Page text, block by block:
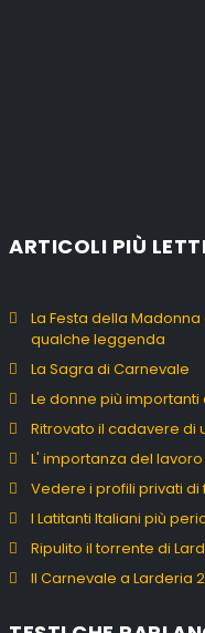
ARTICOLI PIÙ
La Festa della
qualche leggenda
La Sagra di Carnevale
Le donne più importanti
Ritrovato il cadavere di
L' importanza del lavoro
Vedere i profili privati
I Latitanti Italiani più
Ripulito il torrente di
Il Carnevale a Larderia